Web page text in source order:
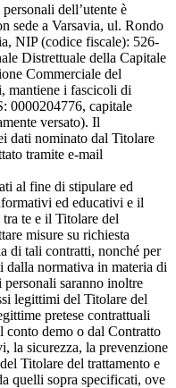
dell’utente è
a Varsavia, ul. Rondo
NIP (codice fiscale): 526-
Distrettuale della Capitale
Commerciale del
mantiene i fascicoli di
0000204776, capitale
versato). Il
dati nominato dal Titolare
tramite e-mail
al fine di stipulare ed
ed educativi e il
te e il Titolare del
misure su richiesta
di tali contratti, nonché per
normativa in materia di
personali saranno inoltre
legittimi del Titolare del
pretese contrattuali
conto demo o dal Contratto
la sicurezza, la prevenzione
Titolare del trattamento e
quelli sopra specificati, ove